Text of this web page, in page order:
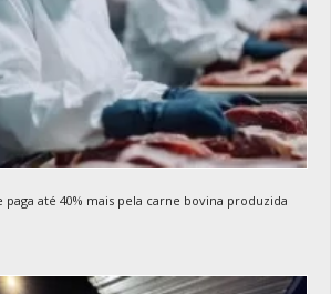
paga até 40% mais pela carne bovina produzida